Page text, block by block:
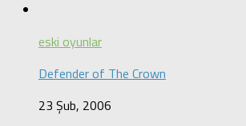
eski oyunlar
Defender of The Crown
23 Şub, 2006